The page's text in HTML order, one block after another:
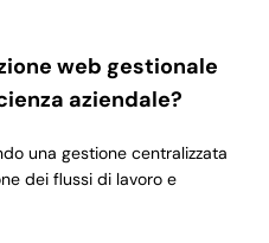
web gestionale
aziendale?
una gestione centralizzata
dei flussi di lavoro e